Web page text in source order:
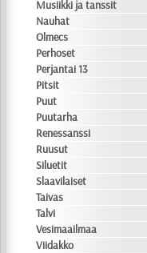
Musiikki ja tanssit
Nauhat
Olmecs
Perhoset
Perjantai 13
Pitsit
Puut
Puutarha
Renessanssi
Ruusut
Siluetit
Slaavilaiset
Taivas
Talvi
Vesimaailmaa
Viidakko